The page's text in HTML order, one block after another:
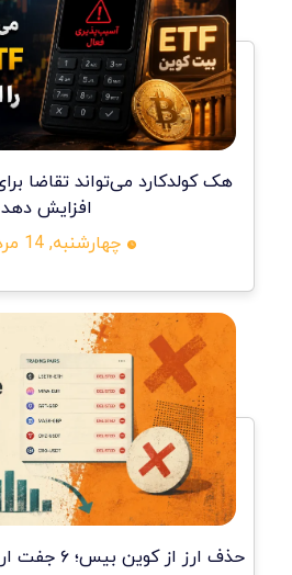
افزایش دهد
چهارشنبه, 14 مرداد 05
حذف ارز از کوین بیس؛ ۶ جفت ارز دیگر متوقف شدند!